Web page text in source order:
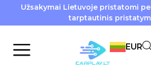
Užsakymai Lietuvoje pristatomi
tarptautinis
EUR